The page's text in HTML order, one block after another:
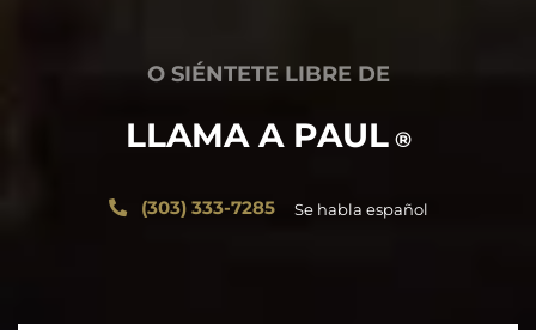
O SIÉNTETE LIBRE DE
LLAMA A PAUL ®
(303) 333-7285 Se habla español